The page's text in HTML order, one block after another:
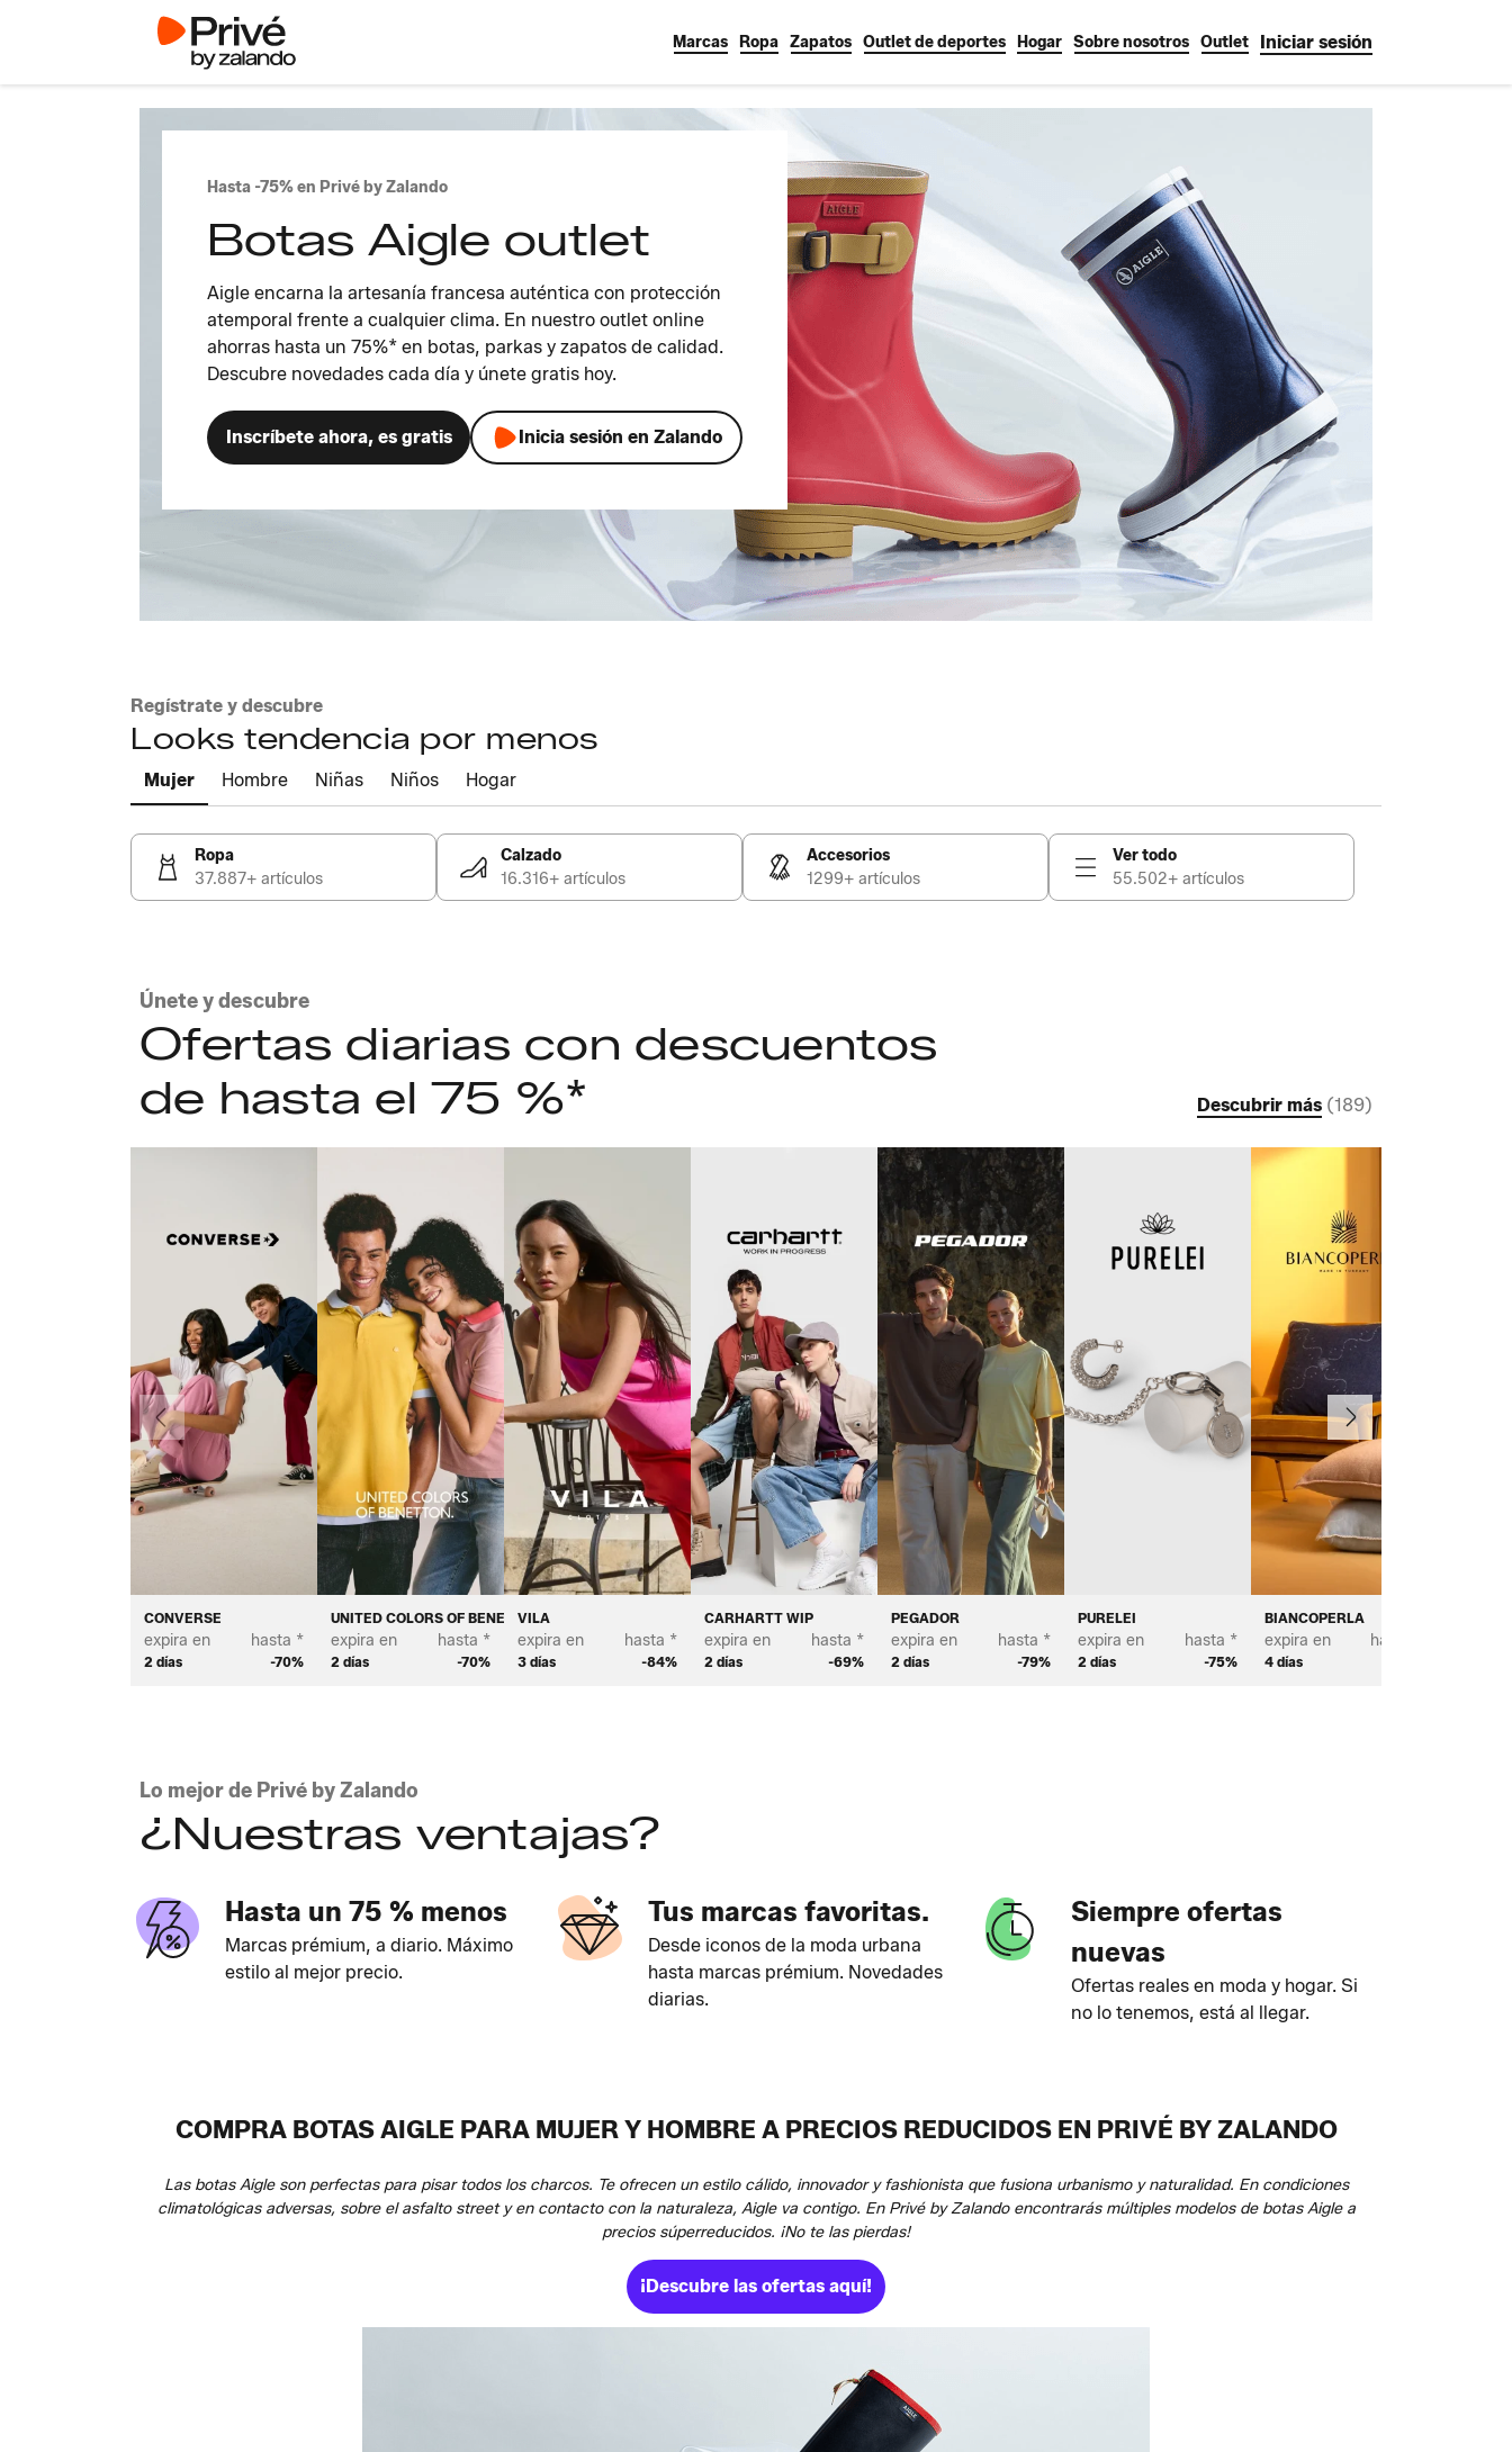
Marcas Ropa Zapatos Outlet de deportes Hogar Sobre nosotros Outlet Iniciar sesión
Hasta -75% en Privé by Zalando
Botas Aigle outlet
Aigle encarna la artesanía francesa auténtica con protección
atemporal frente a cualquier clima. En nuestro outlet online
ahorras hasta un 75%* en botas, parkas y zapatos de calidad.
Descubre novedades cada día y únete gratis hoy.
Inscríbete ahora, es gratis Inicia sesión en Zalando
Regístrate y descubre
Looks tendencia por menos
Mujer Hombre Niñas Niños Hogar
Ropa
37.887+ artículos
Calzado
16.316+ artículos
Accesorios
1299+ artículos
Ver todo
55.502+ artículos
Únete y descubre
Ofertas diarias con descuentos
de hasta el 75 %*
Descubrir más (189)
CONVERSE
expira en
2 días
hasta *
-70%
UNITED COLORS OF BENETTON
expira en
2 días
hasta *
-70%
VILA
expira en
3 días
hasta *
-84%
CARHARTT WIP
expira en
2 días
hasta *
-69%
PEGADOR
expira en
2 días
hasta *
-79%
PURELEI
expira en
2 días
hasta *
-75%
BIANCOPERLA
expira en
4 días
hasta *
Anteriormente Continuar
Lo mejor de Privé by Zalando
¿Nuestras ventajas?
Hasta un 75 % menos
Marcas prémium, a diario. Máximo
estilo al mejor precio.
Tus marcas favoritas.
Desde iconos de la moda urbana
hasta marcas prémium. Novedades
diarias.
Siempre ofertas
nuevas
Ofertas reales en moda y hogar. Si
no lo tenemos, está al llegar.
COMPRA BOTAS AIGLE PARA MUJER Y HOMBRE A PRECIOS REDUCIDOS EN PRIVÉ BY ZALANDO
Las botas Aigle son perfectas para pisar todos los charcos. Te ofrecen un estilo cálido, innovador y fashionista que fusiona urbanismo y naturalidad. En condiciones
climatológicas adversas, sobre el asfalto street y en contacto con la naturaleza, Aigle va contigo. En Privé by Zalando encontrarás múltiples modelos de botas Aigle a
precios súperreducidos. ¡No te las pierdas!
¡Descubre las ofertas aquí!